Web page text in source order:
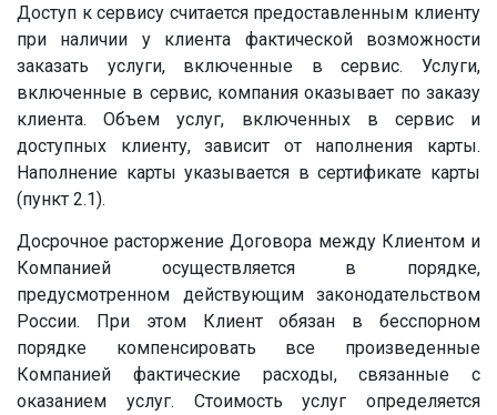
Доступ к сервису считается предоставленным клиенту
при наличии у клиента фактической возможности
заказать услуги, включенные в сервис. Услуги,
включенные в сервис, компания оказывает по заказу
клиента. Объем услуг, включенных в сервис и
доступных клиенту, зависит от наполнения карты.
Наполнение карты указывается в сертификате карты
(пункт 2.1).
Досрочное расторжение Договора между Клиентом и
Компанией осуществляется в порядке,
предусмотренном действующим законодательством
России. При этом Клиент обязан в бесспорном
порядке компенсировать все произведенные
Компанией фактические расходы, связанные с
оказанием услуг. Стоимость услуг определяется